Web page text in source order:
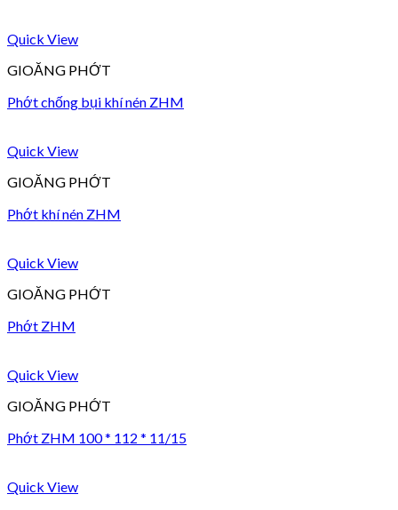
Quick View
GIOĂNG PHỚT
Phớt chống bụi khí nén ZHM
Quick View
GIOĂNG PHỚT
Phớt khí nén ZHM
Quick View
GIOĂNG PHỚT
Phớt ZHM
Quick View
GIOĂNG PHỚT
Phớt ZHM 100 * 112 * 11/15
Quick View